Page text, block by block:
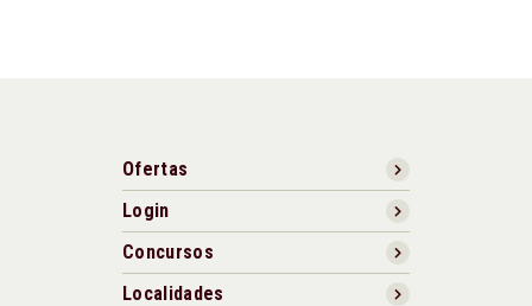
Ofertas
Login
Concursos
Localidades